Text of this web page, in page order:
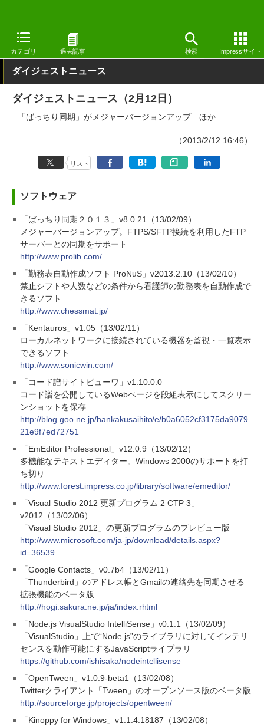
カテゴリ 過去記事 検索 Impressサイト
窓の杜 その他の話題 アップデート
ダイジェストニュース
ダイジェストニュース（2月12日）
「ばっちり同期」がメジャーバージョンアップ ほか
（2013/2/12 16:46）
リスト
ソフトウェア
「ばっちり同期２０１３」v8.0.21（13/02/09）
メジャーバージョンアップ。FTPS/SFTP接続を利用したFTP
サーバーとの同期をサポート
http://www.prolib.com/
「勤務表自動作成ソフト ProNuS」v2013.2.10（13/02/10）
禁止シフトや人数などの条件から看護師の勤務表を自動作成で
きるソフト
http://www.chessmat.jp/
「Kentauros」v1.05（13/02/11）
ローカルネットワークに接続されている機器を監視・一覧表示
できるソフト
http://www.sonicwin.com/
「コード譜サイトビューワ」v1.10.0.0
コード譜を公開しているWebページを段組表示にしてスクリー
ンショットを保存
http://blog.goo.ne.jp/hankakusaihito/e/b0a6052cf3175da9079
21e9f7ed72751
「EmEditor Professional」v12.0.9（13/02/12）
多機能なテキストエディター。Windows 2000のサポートを打
ち切り
http://www.forest.impress.co.jp/library/software/emeditor/
「Visual Studio 2012 更新プログラム 2 CTP 3」
v2012（13/02/06）
「Visual Studio 2012」の更新プログラムのプレビュー版
http://www.microsoft.com/ja-jp/download/details.aspx?
id=36539
「Google Contacts」v0.7b4（13/02/11）
「Thunderbird」のアドレス帳とGmailの連絡先を同期させる
拡張機能のベータ版
http://hogi.sakura.ne.jp/ja/index.rhtml
「Node.js VisualStudio IntelliSense」v0.1.1（13/02/09）
「VisualStudio」上で“Node.js”のライブラリに対してインテリ
センスを動作可能にするJavaScriptライブラリ
https://github.com/ishisaka/nodeintellisense
「OpenTween」v1.0.9-beta1（13/02/08）
Twitterクライアント「Tween」のオープンソース版のベータ版
http://sourceforge.jp/projects/opentween/
「Kinoppy for Windows」v1.1.4.18187（13/02/08）